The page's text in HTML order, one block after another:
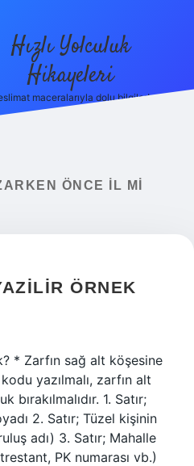
Hızlı Yolculuk
Hikayeleri
maceralarıyla dolu bilgiler!
ÖNCE IL MI
ÖRNEK
* Zarfın sağ alt köşesine
yazılmalı, zarfın alt
bırakılmalıdır. 1. Satır;
2. Satır; Tüzel kişinin
adı) 3. Satır; Mahalle
PK numarası vb.)